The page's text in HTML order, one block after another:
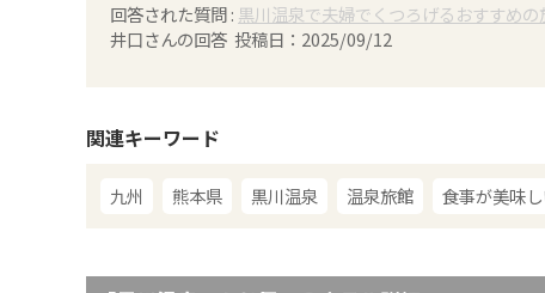
回答された質問 : 黒川温泉で夫婦でくつろげるおすすめ
井口さんの回答 投稿日： 2025/09/12
関連キーワード
九州 熊本県 黒川温泉 温泉旅館 食事が美味